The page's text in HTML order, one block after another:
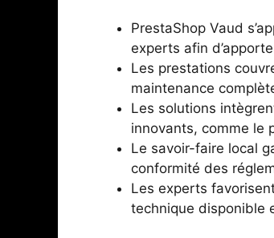
PrestaShop Vaud
experts afin
Les prestations
maintenance
Les solutions
innovants, comme le
Le savoir-faire local
conformité des
Les experts
technique disponible